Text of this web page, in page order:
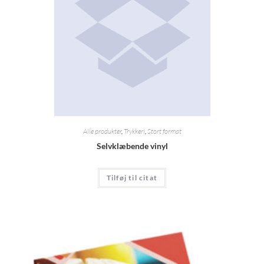
Alle produkter, Trykkeri,Stort format
Selvklæbende vinyl
Tilføj til citat